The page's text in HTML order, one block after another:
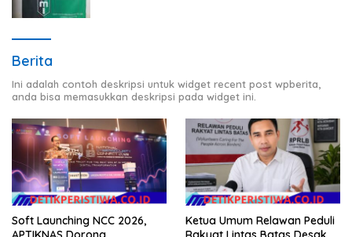
Berita
Ini adalah contoh deskripsi untuk widget recent post wpberita,
anda bisa memasukkan deskripsi pada widget ini.
Soft Launching NCC 2026,
Ketua Umum Relawan Peduli